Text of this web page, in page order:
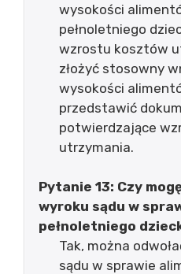
wysokości
pełnoletniego
wzrostu kosztów
złożyć stosowny
wysokości
przedstawić
potwierdzające
utrzymania.
Pytanie 13: Czy
wyroku sądu w
pełnoletniego
Tak, można
sądu w sprawie